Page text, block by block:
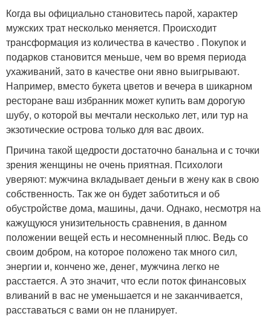
Когда вы официально становитесь парой, характер
мужских трат несколько меняется. Происходит
трансформация из количества в качество . Покупок и
подарков становится меньше, чем во время периода
ухаживаний, зато в качестве они явно выигрывают.
Например, вместо букета цветов и вечера в шикарном
ресторане ваш избранник может купить вам дорогую
шубу, о которой вы мечтали несколько лет, или тур на
экзотические острова только для вас двоих.
Причина такой щедрости достаточно банальна и с точки
зрения женщины не очень приятная. Психологи
уверяют: мужчина вкладывает деньги в жену как в свою
собственность. Так же он будет заботиться и об
обустройстве дома, машины, дачи. Однако, несмотря на
кажущуюся унизительность сравнения, в данном
положении вещей есть и несомненный плюс. Ведь со
своим добром, на которое положено так много сил,
энергии и, кончено же, денег, мужчина легко не
расстается. А это значит, что если поток финансовых
вливаний в вас не уменьшается и не заканчивается,
расставаться с вами он не планирует.